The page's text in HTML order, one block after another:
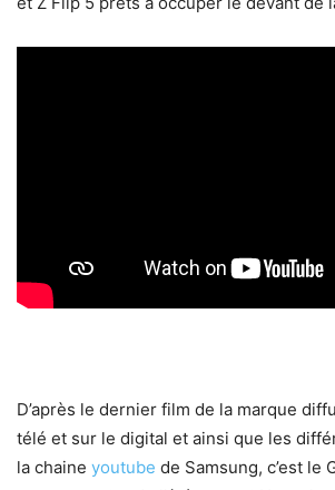
D’après le dernier film de la marque
télé et sur le digital et ainsi que les
la chaine youtube de Samsung, c’est le